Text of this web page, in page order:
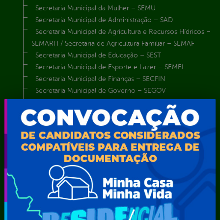
Secretaria Municipal da Mulher – SEMU
Secretaria Municipal de Administração – SAD
Secretaria Municipal de Agricultura e Recursos Hídricos –
SEMARH / Secretaria de Agricultura Familiar – SEMAF
Secretaria Municipal de Educação – SEST
Secretaria Municipal de Esporte e Lazer – SEMEL
Secretaria Municipal de Finanças – SECFIN
Secretaria Municipal de Governo – SEGOV
Secretaria Municipal de Meio Ambiente – SEMA
Secretaria Municipal de Planejamento e Gestão – SEPLAG
Secretaria Municipal de Relações Institucionais – SEMRI
Secretaria Municipal de Saúde – SMS
Secretaria Municipal de Serviços Públicos – SEMUSP
Superintendência de Trânsito e Transportes de Serra
Talhada-STTRANS
Transparência, Fiscalização e Controle
Portal da
E-sic
Outros